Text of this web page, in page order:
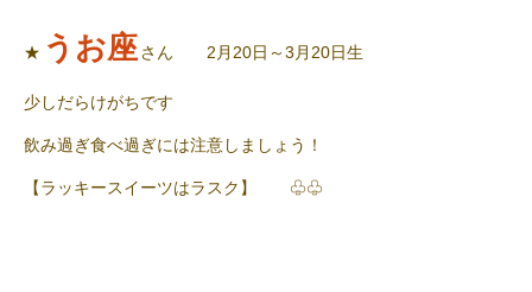
★ うお座さん 2月20日～3月20日生
少しだらけがちです
飲み過ぎ食べ過ぎには注意しましょう！
【ラッキースイーツはラスク】 ♧♧